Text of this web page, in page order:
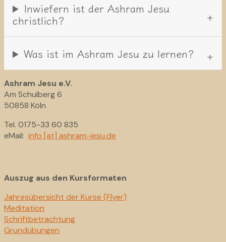
Inwiefern ist der Ashram Jesu
christlich?
Was ist im Ashram Jesu zu lernen?
Ashram Jesu e.V.
Am Schulberg 6
50858 Köln
Tel. 0175-33 60 835
eMail: info [at] ashram-jesu.de
Auszug aus den Kursformaten
Jahresübersicht der Kurse (Flyer)
Meditation
Schriftbetrachtung
Grundübungen